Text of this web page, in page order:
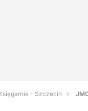
- Szczecin